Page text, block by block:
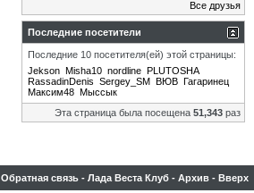
Все друзья
Последние посетители
Последние 10 посетителя(ей) этой страницы:
Jekson Misha10 nordline PLUTOSHA
RassadinDenis Sergey_SM ВЮВ Гагаринец
Максим48 Мыссык
Эта страница была посещена 51,343 раз
Обратная связь - Лада Веста Клуб - Архив - Вверх